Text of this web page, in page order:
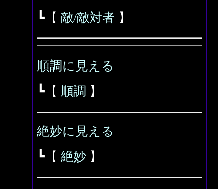
┗【 敵/敵対者 】
順調に見える
┗【 順調 】
絶妙に見える
┗【 絶妙 】